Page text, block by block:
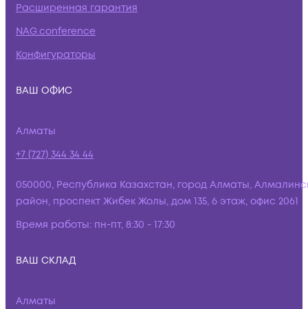
Расширенная гарантия
NAG.conference
Конфигураторы
ВАШ ОФИС
Алматы
+7 (727) 344 34 44
050000, Республика Казахстан, город Алматы,
район, проспект Жибек Жолы, дом 135, 6 этаж, офис 2061
Время работы: пн-пт, 8:30 - 17:30
ВАШ СКЛАД
Алматы